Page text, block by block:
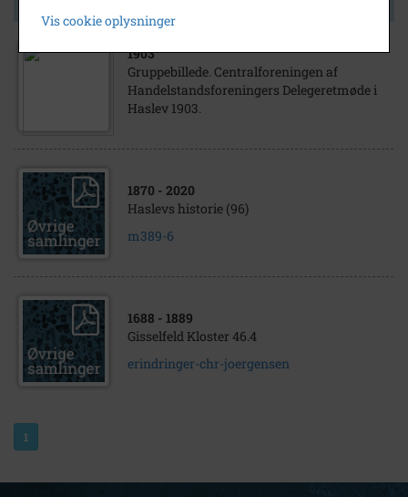
1903
Gruppebillede. Centralforeningen af
Handelstandsforeningers Delegeretmøde i
Haslev 1903.
1870 - 2020
Haslevs historie (96)
m389-6
1688 - 1889
Gisselfeld Kloster 46.4
erindringer-chr-joergensen
1
Vis cookie oplysninger